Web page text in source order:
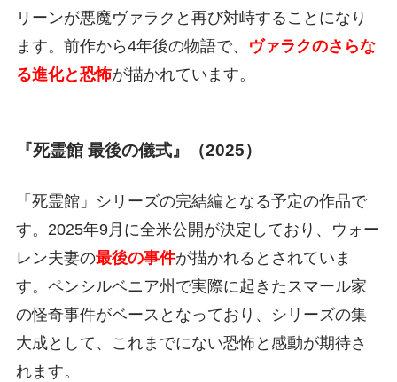
リーンが悪魔ヴァラクと再び対峙することになり
ます。前作から4年後の物語で、
ヴァラクのさらな
る進化と恐怖が描かれています。
『死霊館 最後の儀式』（2025）
「死霊館」シリーズの完結編となる予定の作品で
す。2025年9月に全米公開が決定しており、ウォー
レン夫妻の最後の事件が描かれるとされていま
す。ペンシルベニア州で実際に起きたスマール家
の怪奇事件がベースとなっており、シリーズの集
大成として、これまでにない恐怖と感動が期待さ
れます。